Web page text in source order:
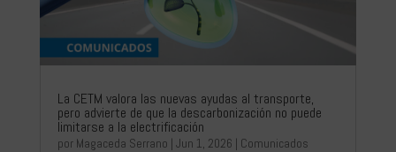
La CETM valora las nuevas ayudas al transporte,
pero advierte de que la descarbonización no puede
limitarse a la electrificación
por Magaceda Serrano | Jun 1, 2026 | Comunicados